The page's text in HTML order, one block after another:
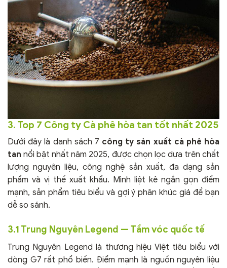
3. Top 7 Công ty Cà phê hòa tan tốt nhất 2025
Dưới đây là danh sách 7 công ty sản xuất cà phê hòa
tan nổi bật nhất năm 2025, được chọn lọc dựa trên chất
lượng nguyên liệu, công nghệ sản xuất, đa dạng sản
phẩm và vị thế xuất khẩu. Mình liệt kê ngắn gọn điểm
mạnh, sản phẩm tiêu biểu và gợi ý phân khúc giá để bạn
dễ so sánh.
3.1 Trung Nguyên Legend — Tầm vóc quốc tế
Trung Nguyên Legend là thương hiệu Việt tiêu biểu với
dòng G7 rất phổ biến. Điểm mạnh là nguồn nguyên liệu